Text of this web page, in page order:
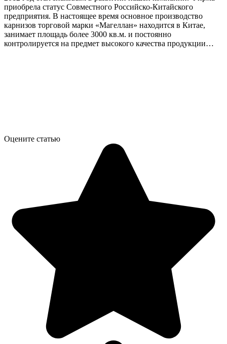
приобрела статус Совместного Российско-Китайского
предприятия. В настоящее время основное производство
карнизов торговой марки «Магеллан» находится в Китае,
занимает площадь более 3000 кв.м. и постоянно
контролируется на предмет высокого качества продукции…
Оцените статью